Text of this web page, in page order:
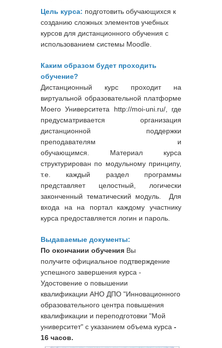
Цель курса: подготовить обучающихся к
созданию сложных элементов учебных
курсов для дистанционного обучения с
использованием системы Moodle.
Каким образом будет проходить
обучение?
Дистанционный курс проходит на
виртуальной образовательной платформе
Моего Университета http://moi-uni.ru/, где
предусматривается организация
дистанционной поддержки
преподавателям и
обучающимся. Материал курса
структурирован по модульному принципу,
т.е. каждый раздел программы
представляет целостный, логически
законченный тематический модуль. Для
входа на на портал каждому участнику
курса предоставляется логин и пароль.
Выдаваемые документы:
По окончании обучения Вы
получите официальное подтверждение
успешного завершения курса -
Удостовение о повышении
квалификации АНО ДПО "Инновационного
образовательного центра повышения
квалификации и переподготовки "Мой
университет" с указанием объема курса -
16 часов.